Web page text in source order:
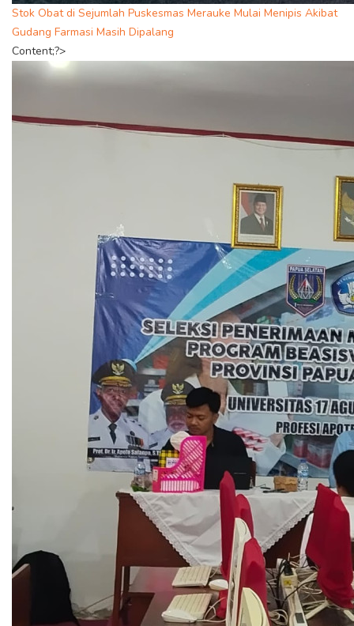
Stok Obat di Sejumlah Puskesmas Merauke Mulai Menipis Akibat
Gudang Farmasi Masih Dipalang
Content;?>